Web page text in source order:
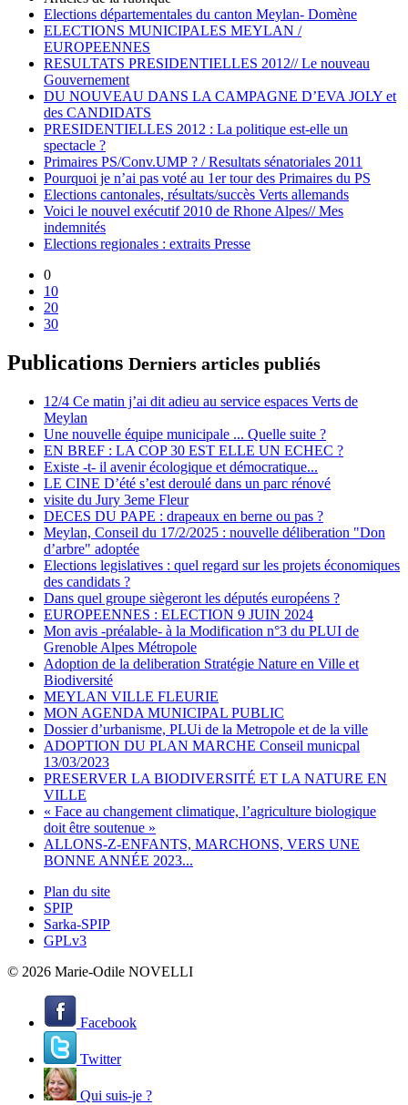
Elections départementales du canton Meylan- Domène
ELECTIONS MUNICIPALES MEYLAN /
EUROPEENNES
RESULTATS PRESIDENTIELLES 2012// Le nouveau
Gouvernement
DU NOUVEAU DANS LA CAMPAGNE D’EVA JOLY et
des CANDIDATS
PRESIDENTIELLES 2012 : La politique est-elle un
spectacle ?
Primaires PS/Conv.UMP ? / Resultats sénatoriales 2011
Pourquoi je n’ai pas voté au 1er tour des Primaires du PS
Elections cantonales, résultats/succès Verts allemands
Voici le nouvel exécutif 2010 de Rhone Alpes// Mes
indemnités
Elections regionales : extraits Presse
0
10
20
30
Publications Derniers articles publiés
12/4 Ce matin j’ai dit adieu au service espaces Verts de
Meylan
Une nouvelle équipe municipale ... Quelle suite ?
EN BREF : LA COP 30 EST ELLE UN ECHEC ?
Existe -t- il avenir écologique et démocratique...
LE CINE D’été s’est deroulé dans un parc rénové
visite du Jury 3eme Fleur
DECES DU PAPE : drapeaux en berne ou pas ?
Meylan, Conseil du 17/2/2025 : nouvelle déliberation "Don
d’arbre" adoptée
Elections legislatives : quel regard sur les projets économiques
des candidats ?
Dans quel groupe siègeront les députés européens ?
EUROPEENNES : ELECTION 9 JUIN 2024
Mon avis -préalable- à la Modification n°3 du PLUI de
Grenoble Alpes Métropole
Adoption de la deliberation Stratégie Nature en Ville et
Biodiversité
MEYLAN VILLE FLEURIE
MON AGENDA MUNICIPAL PUBLIC
Dossier d’urbanisme, PLUi de la Metropole et de la ville
ADOPTION DU PLAN MARCHE Conseil municpal
13/03/2023
PRESERVER LA BIODIVERSITÉ ET LA NATURE EN
VILLE
« Face au changement climatique, l’agriculture biologique
doit être soutenue »
ALLONS-Z-ENFANTS, MARCHONS, VERS UNE
BONNE ANNÉE 2023...
Plan du site
SPIP
Sarka-SPIP
GPLv3
© 2026 Marie-Odile NOVELLI
Facebook
Twitter
Qui suis-je ?